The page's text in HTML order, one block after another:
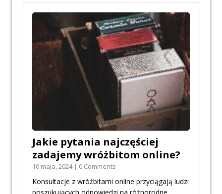
Jakie pytania najczęściej
zadajemy wróżbitom online?
10 maja, 2024 | 0 Comments
Konsultacje z wróżbitami online przyciągają ludzi